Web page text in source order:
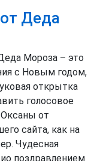
Деда
Мороза – это
с Новым годом,
открытка
голосовое
Оксаны от
сайта, как на
Чудесная
поздравлением